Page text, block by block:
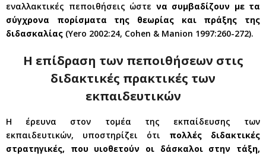
εναλλακτικές πεποιθήσεις ώστε να συμβαδίζουν με τα
σύγχρονα πορίσματα της θεωρίας και πράξης της
διδασκαλίας (Yero 2002:24, Cohen & Manion 1997:260-272).
Η επίδραση των πεποιθήσεων στις
διδακτικές πρακτικές των
εκπαιδευτικών
Η έρευνα στον τομέα της εκπαίδευσης των
εκπαιδευτικών, υποστηρίζει ότι πολλές διδακτικές
στρατηγικές, που υιοθετούν οι δάσκαλοι στην τάξη,